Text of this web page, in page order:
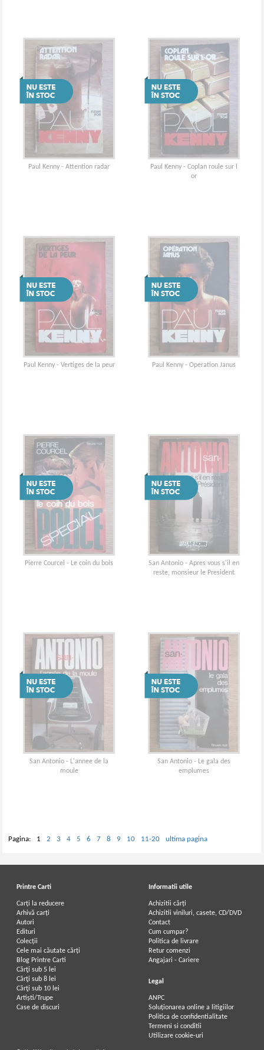
Paul Kenny - Attention radar
Paul Kenny - Coplan roule sur l
or
Paul Kenny - Vertiges de la peur Paul Kenny - Operation Janus
Pierre Courcel - Le coin du bois
San Antonio - Apres vous s'il en
reste, monsieur le President
San Antonio - L'annee de la
moule
San Antonio - Le gala des
emplumes
Pagina: 1 2 3 4 5 6 7 8 9 10 11-20 ultima pagina
Printre Carti
Carți la reducere
Arhivă carți
Autori
Edituri
Colecții
Cele mai căutate cărți
Blog Printre Carti
Cărţi sub 5 lei
Cărţi sub 8 lei
Cărţi sub 10 lei
Artiști/Trupe
Case de discuri
Informatii utile
Achizitii cărți
Achizitii viniluri, casete, CD/DVD
Contact
Cum cumpar?
Politica de livrare
Retur comenzi
Angajari - Cariere
Legal
ANPC
Soluționarea online a litigiilor
Politica de confidentialitate
Termeni si conditii
Utilizare cookie-uri